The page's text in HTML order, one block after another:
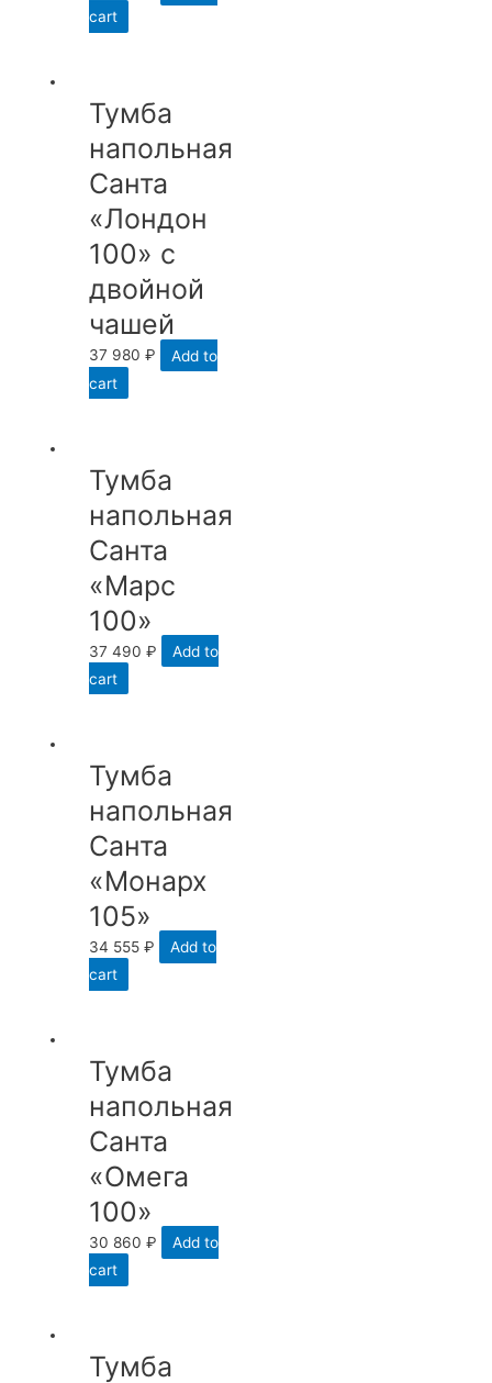
cart
Тумба
напольная
Санта
«Лондон
100» с
двойной
чашей
37 980₽
Add to
cart
Тумба
напольная
Санта
«Марс
100»
37 490₽
Add to
cart
Тумба
напольная
Санта
«Монарх
105»
34 555₽
Add to
cart
Тумба
напольная
Санта
«Омега
100»
30 860₽
Add to
cart
Тумба